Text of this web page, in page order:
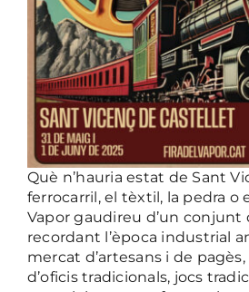
Què n’hauria estat de Sant
ferrocarril, el tèxtil, la pedra o
Vapor gaudireu d’un conjunt
recordant l’època industrial
mercat d’artesans i de
d’oficis tradicionals, jocs